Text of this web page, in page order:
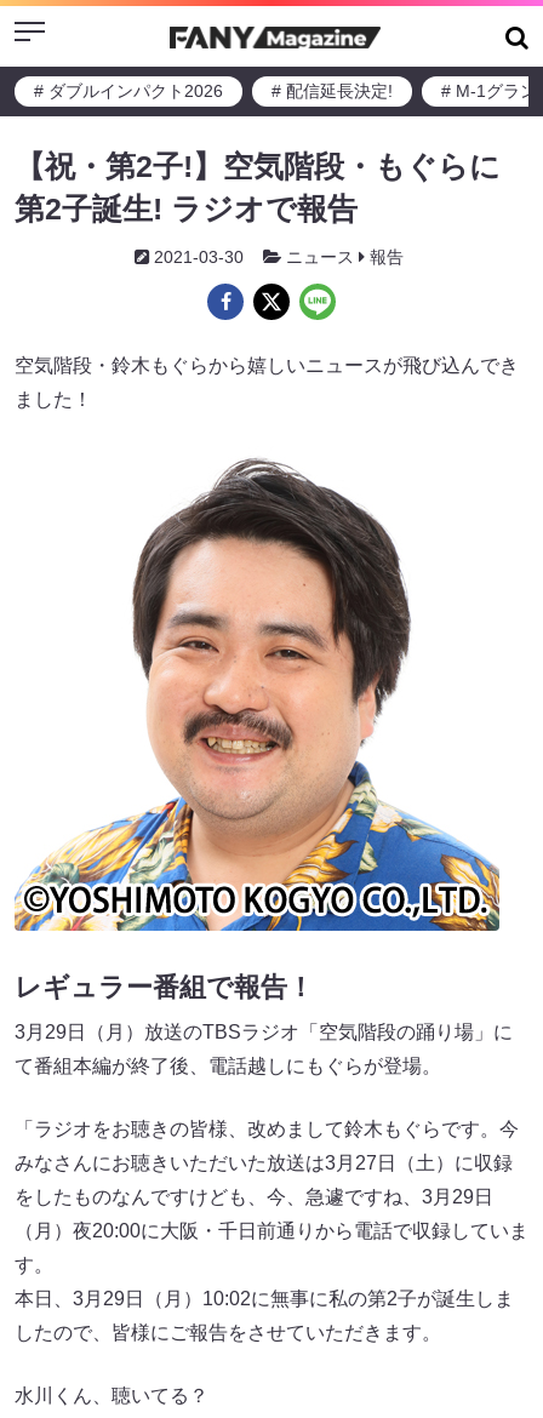
Menu
# ダブルインパクト2026 # 配信延長決定! # M-1グラン
【祝・第2子!】空気階段・もぐらに
第2子誕生! ラジオで報告
2021-03-30 ニュース 報告
空気階段・鈴木もぐらから嬉しいニュースが飛び込んでき
ました！
レギュラー番組で報告！
3月29日（月）放送のTBSラジオ「空気階段の踊り場」に
て番組本編が終了後、電話越しにもぐらが登場。
「ラジオをお聴きの皆様、改めまして鈴木もぐらです。今
みなさんにお聴きいただいた放送は3月27日（土）に収録
をしたものなんですけども、今、急遽ですね、3月29日
（月）夜20:00に大阪・千日前通りから電話で収録していま
す。
本日、3月29日（月）10:02に無事に私の第2子が誕生しま
したので、皆様にご報告をさせていただきます。
水川くん、聴いてる？